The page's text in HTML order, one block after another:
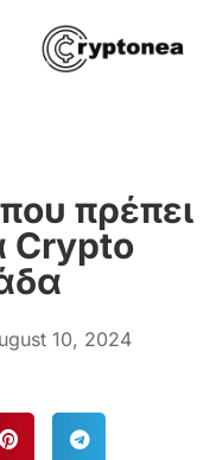
πρέπει
Crypto
10, 2024